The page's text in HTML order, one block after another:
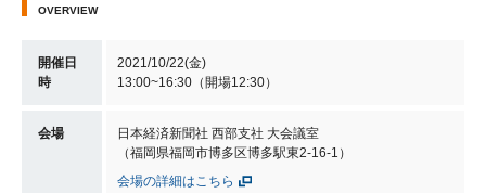
OVERVIEW
開催日
時
2021/10/22(金)
13:00~16:30（開場12:30）
会場
日本経済新聞社 西部支社 大会議室
（福岡県福岡市博多区博多駅東2-16-1）
会場の詳細はこちら